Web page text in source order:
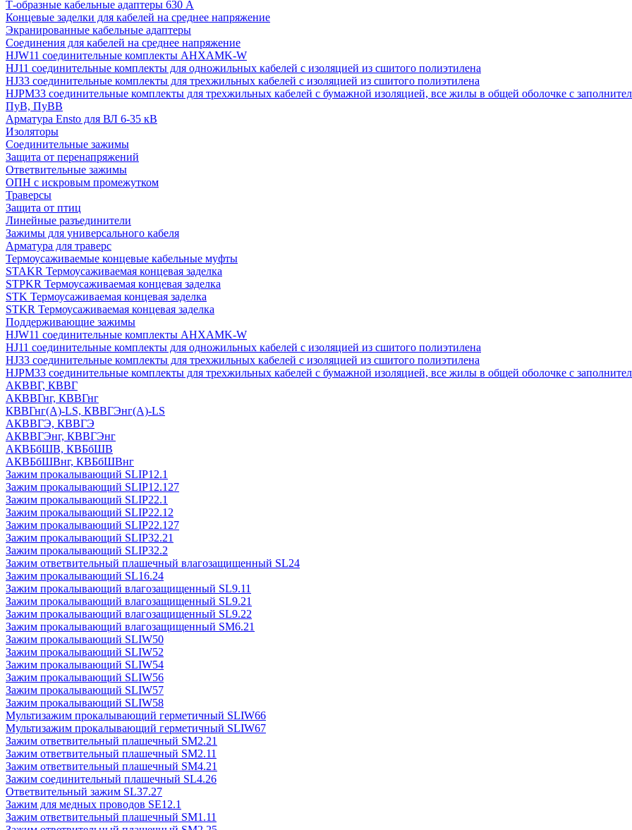
Т-образные кабельные адаптеры 630 А
Концевые заделки для кабелей на среднее напряжение
Экранированные кабельные адаптеры
Соединения для кабелей на среднее напряжение
HJW11 соединительные комплекты AHXAMK-W
HJ11 соединительные комплекты для одножильных кабелей с изоляцией из сшитого полиэтилена
HJ33 соединительные комплекты для трехжильных кабелей с изоляцией из сшитого полиэтилена
HJPM33 соединительные комплекты для трехжильных кабелей с бумажной изоляцией, все жилы в общей оболочке с
ПуВ, ПуВВ
Арматура Ensto для ВЛ 6-35 кВ
Изоляторы
Соединительные зажимы
Защита от перенапряжений
Ответвительные зажимы
ОПН с искровым промежутком
Траверсы
Защита от птиц
Линейные разъединители
Зажимы для универсального кабеля
Арматура для траверс
Термоусаживаемые концевые кабельные муфты
STAKR Термоусаживаемая концевая заделка
STPKR Термоусаживаемая концевая заделка
STK Термоусаживаемая концевая заделка
STKR Термоусаживаемая концевая заделка
Поддерживающие зажимы
HJW11 соединительные комплекты AHXAMK-W
HJ11 соединительные комплекты для одножильных кабелей с изоляцией из сшитого полиэтилена
HJ33 соединительные комплекты для трехжильных кабелей с изоляцией из сшитого полиэтилена
HJPM33 соединительные комплекты для трехжильных кабелей с бумажной изоляцией, все жилы в общей оболочке с
АКВВГ, КВВГ
АКВВГнг, КВВГнг
КВВГнг(А)-LS, КВВГЭнг(А)-LS
АКВВГЭ, КВВГЭ
АКВВГЭнг, КВВГЭнг
АКВБбШВ, КВБбШВ
АКВБбШВнг, КВБбШВнг
Зажим прокалывающий SLIP12.1
Зажим прокалывающий SLIP12.127
Зажим прокалывающий SLIP22.1
Зажим прокалывающий SLIP22.12
Зажим прокалывающий SLIP22.127
Зажим прокалывающий SLIP32.21
Зажим прокалывающий SLIP32.2
Зажим ответвительный плашечный влагозащищенный SL24
Зажим прокалывающий SL16.24
Зажим прокалывающий влагозащищенный SL9.11
Зажим прокалывающий влагозащищенный SL9.21
Зажим прокалывающий влагозащищенный SL9.22
Зажим прокалывающий влагозащищенный SM6.21
Зажим прокалывающий SLIW50
Зажим прокалывающий SLIW52
Зажим прокалывающий SLIW54
Зажим прокалывающий SLIW56
Зажим прокалывающий SLIW57
Зажим прокалывающий SLIW58
Мультизажим прокалывающий герметичный SLIW66
Мультизажим прокалывающий герметичный SLIW67
Зажим ответвительный плашечный SM2.21
Зажим ответвительный плашечный SM2.11
Зажим ответвительный плашечный SM4.21
Зажим соединительный плашечный SL4.26
Ответвительный зажим SL37.27
Зажим для медных проводов SE12.1
Зажим ответвительный плашечный SM1.11